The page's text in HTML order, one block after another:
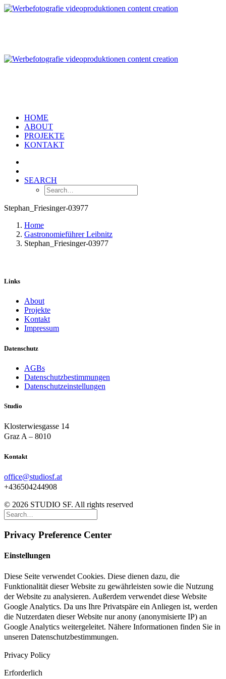
HOME
ABOUT
PROJEKTE
KONTAKT
SEARCH
Stephan_Friesinger-03977
Home
Gastronomieführer Leibnitz
Stephan_Friesinger-03977
Links
About
Projekte
Kontakt
Impressum
Datenschutz
AGBs
Datenschutzbestimmungen
Datenschutzeinstellungen
Studio
Klosterwiesgasse 14
Graz A – 8010
Kontakt
office@studiosf.at
+436504244908
© 2026 STUDIO SF. All rights reserved
Privacy Preference Center
Einstellungen
Diese Seite verwendet Cookies. Diese dienen dazu, die
Funktionalität dieser Website zu gewährleisten sowie die Nutzung
der Website zu analysieren. Außerdem verwendet diese Website
Google Analytics. Da uns Ihre Privatspäre ein Anliegen ist, werden
die Nutzerdaten dieser Website nur anony (anonymisierte IP) an
Google Analytics weitergeleitet. Nähere Informationen finden Sie in
unseren Datenschutzbestimmungen.
Privacy Policy
Erforderlich